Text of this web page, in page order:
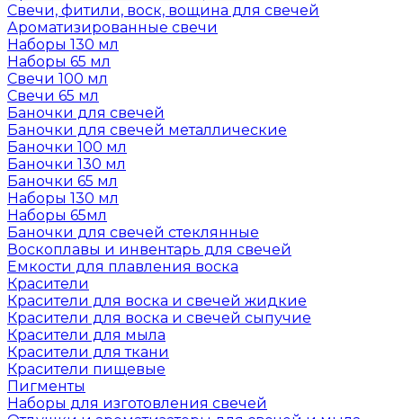
Свечи, фитили, воск, вощина для свечей
Ароматизированные свечи
Наборы 130 мл
Наборы 65 мл
Свечи 100 мл
Свечи 65 мл
Баночки для свечей
Баночки для свечей металлические
Баночки 100 мл
Баночки 130 мл
Баночки 65 мл
Наборы 130 мл
Наборы 65мл
Баночки для свечей стеклянные
Воскоплавы и инвентарь для свечей
Емкости для плавления воска
Красители
Красители для воска и свечей жидкие
Красители для воска и свечей сыпучие
Красители для мыла
Красители для ткани
Красители пищевые
Пигменты
Наборы для изготовления свечей